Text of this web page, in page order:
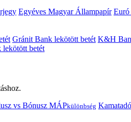
Egyéves Magyar Állampapír
Gránit Bank lekötött betét K&H
betét
vs Bónusz MÁPkülönbség